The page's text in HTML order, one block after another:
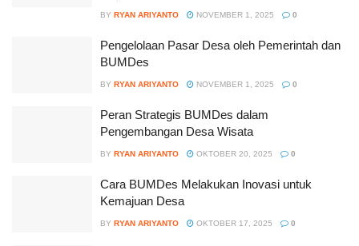
BY RYAN ARIYANTO NOVEMBER 1, 2025 0
Pengelolaan Pasar Desa oleh Pemerintah dan
BUMDes
BY RYAN ARIYANTO NOVEMBER 1, 2025 0
Peran Strategis BUMDes dalam
Pengembangan Desa Wisata
BY RYAN ARIYANTO OKTOBER 20, 2025 0
Cara BUMDes Melakukan Inovasi untuk
Kemajuan Desa
BY RYAN ARIYANTO OKTOBER 17, 2025 0